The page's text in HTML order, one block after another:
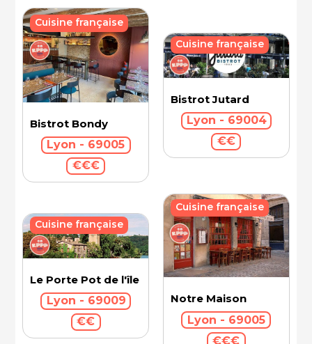
Bistrot Bondy
Lyon - 69005
€€€
Cuisine française
Bistrot Jutard
Lyon - 69004
€€
Cuisine française
Le Porte Pot de l'île Barbe
Lyon - 69009
€€
Cuisine française
Notre Maison
Lyon - 69005
€€€
Cuisine française